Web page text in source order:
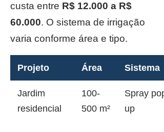
custa entre R$ 12.000 a R$
60.000. O sistema de irrigação
varia conforme área e tipo.
Projeto Área Sistema
Jardim
residencial
100-
500 m²
Spray pop-
up